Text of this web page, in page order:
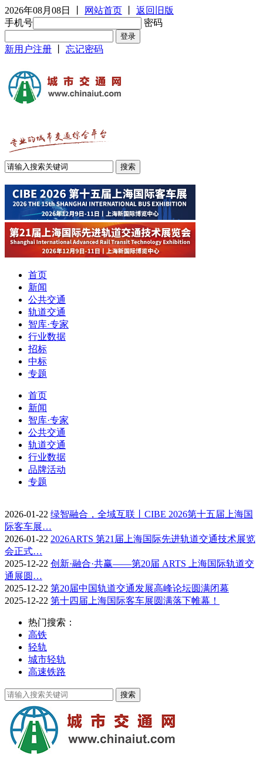
2026年08月08日 网站首页
返回旧版
手机号
密码
新用户注册 忘记密码
首页
新闻
公共交通
轨道交通
智库·专家
行业数据
招标
中标
专题
首页
新闻
智库·专家
公共交通
轨道交通
行业数据
品牌活动
专题
2026-01-22 绿智融合，全域互联丨CIBE 2026第十五届上海国
际客车展…
2026-01-22 2026ARTS 第21届上海国际先进轨道交通技术展览
会正式…
2025-12-22 创新·融合·共赢——第20届 ARTS 上海国际轨道交
通展圆…
2025-12-22 第20届中国轨道交通发展高峰论坛圆满闭幕
2025-12-22 第十四届上海国际客车展圆满落下帷幕！
热门搜索：
高铁
轻轨
城市轻轨
高速铁路